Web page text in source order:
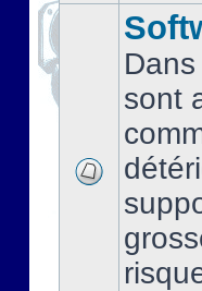
sont